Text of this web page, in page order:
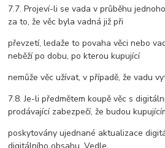
7.7. Projeví-li se vada v průběhu
za to, že věc byla vadná již při
převzetí, ledaže to povaha věci nebo
neběží po dobu, po kterou kupující
nemůže věc užívat, v případě, že vadu
7.8. Je-li předmětem koupě věc s
prodávající zabezpečí, že budou
poskytovány ujednané aktualizace